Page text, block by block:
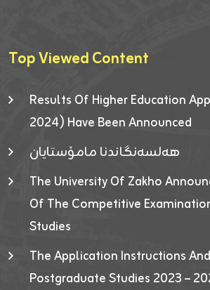
Top Viewed Content
Results Of Higher Education
2024) Have Been Announced
هەلسەنگاندنا مامۆستایان
The University Of Zakho
Of The Competitive
Studies
The Application Instructions
Postgraduate Studies 2023 –